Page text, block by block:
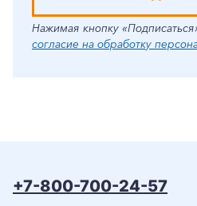
Нажимая кнопку
согласие на обработку
+7-800-700-24-57